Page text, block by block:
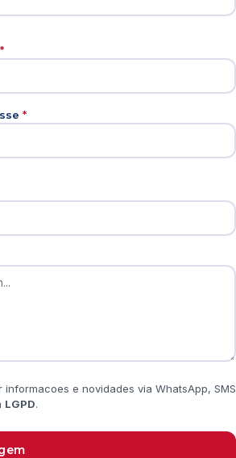
*
*
e novidades via WhatsApp, SMS
LGPD.